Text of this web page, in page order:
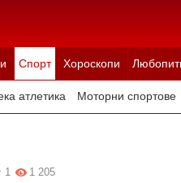
Спорт Хороскопи
атлетика Моторни спортове
1 205
1